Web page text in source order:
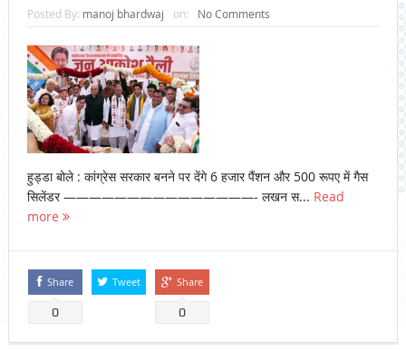
Posted By: manoj bhardwaj on: No Comments
हुड्डा बोले : कांग्रेस सरकार बनने पर देंगे 6 हजार पैंशन और 500 रूपए में गैस
सिलेंडर ———————————————- लखन स... Read
more
Share
0
Tweet Share
0